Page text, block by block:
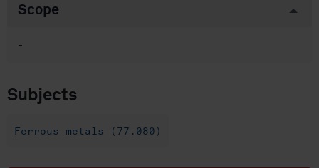
Scope
-
Subjects
Ferrous metals (77.080)